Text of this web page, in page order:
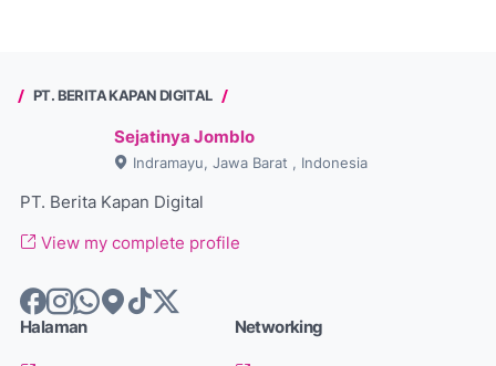
PT. BERITA KAPAN DIGITAL
Sejatinya Jomblo
Indramayu, Jawa Barat , Indonesia
PT. Berita Kapan Digital
View my complete profile
Halaman Networking